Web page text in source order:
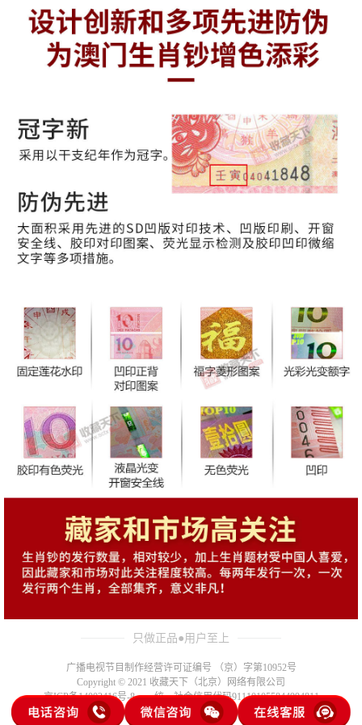
只做正品●用户至上
广播电视节目制作经营许可证编号 （京）字第10952号
Copyright © 2021 收藏天下（北京）网络有限公司
京ICP备14002416号-8统一社会信用代码911101055844994811
登录 注册 风险提示